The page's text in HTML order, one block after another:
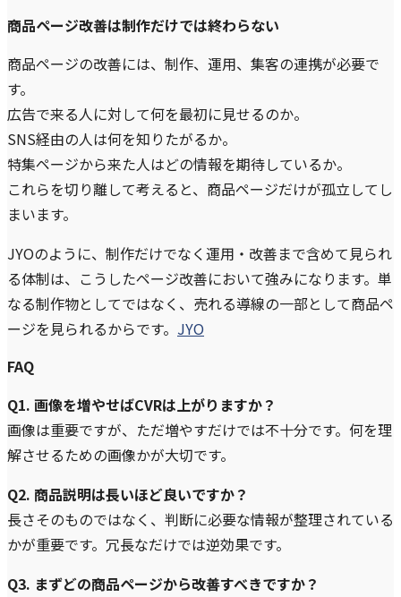
商品ページ改善は制作だけでは終わらない
商品ページの改善には、制作、運用、集客の連携が必要で
す。
広告で来る人に対して何を最初に見せるのか。
SNS経由の人は何を知りたがるか。
特集ページから来た人はどの情報を期待しているか。
これらを切り離して考えると、商品ページだけが孤立してし
まいます。
JYOのように、制作だけでなく運用・改善まで含めて見られ
る体制は、こうしたページ改善において強みになります。単
なる制作物としてではなく、売れる導線の一部として商品ペ
ージを見られるからです。 JYO
FAQ
Q1. 画像を増やせばCVRは上がりますか？
画像は重要ですが、ただ増やすだけでは不十分です。何を理
解させるための画像かが大切です。
Q2. 商品説明は長いほど良いですか？
長さそのものではなく、判断に必要な情報が整理されている
かが重要です。冗長なだけでは逆効果です。
Q3. まずどの商品ページから改善すべきですか？